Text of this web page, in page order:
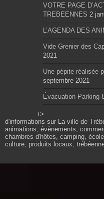
VOTRE PAGE
TREBEENNES 2
L’AGENDA DES
Vide Grenier des
2021
Une pépite réalisée
septembre 2021
Évacuation Parking
t>
d'informations sur La ville de
animations, évènements,
chambres d'hôtes, camping,
culture, produits locaux,